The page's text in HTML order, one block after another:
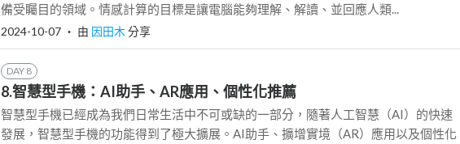
備受矚目的領域。情感計算的目標是讓電腦能夠理解、解讀、並回應人類...
2024-10-07 ‧ 由 因田木 分享
DAY 8
8.智慧型手機：AI助手、AR應用、個性化推薦
智慧型手機已經成為我們日常生活中不可或缺的一部分，隨著人工智慧（AI）的快速
發展，智慧型手機的功能得到了極大擴展。AI助手、擴增實境（AR）應用以及個性化